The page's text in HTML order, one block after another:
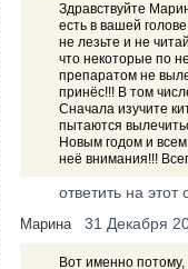
Здравствуйте
есть в вашей
не лезьте и не
что некоторые по
препаратом не
принёс!!! В том
Сначала изучите
пытаются
Новым годом и
неё внимания!!!
ответить на этот
Марина 31 Декабря
Вот именно